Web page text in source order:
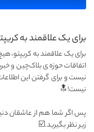
برای یک علاقمند به
برای یک علاقمند به کریپتو،
اتفاقات حوزه‌ی بلاک‌چین و
نیست و برای گرفتن این
نیست!🔝
‌پس اگر شما هم از عاشقان
زیر نظر بگیرید.☑️